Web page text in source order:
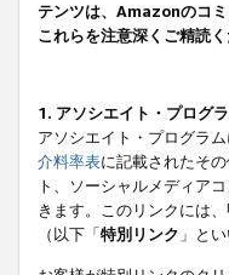
テンツは、Amazonのコ
これらを注意深くご精読く
1. アソシエイト・プログ
アソシエイト・プログラム
介料率表に記載されたそ
ト、ソーシャルメディア
きます。このリンクには
（以下「特別リンク 」と